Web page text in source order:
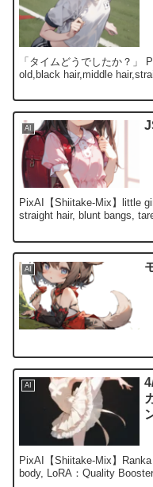
「タイムどうでしたか？」
old,black hair,middle
AI
PixAI【Shiitake-Mix】little
straight hair, blunt bangs,
AI
AI
PixAI【Shiitake-Mix】
body, LoRA：Quality